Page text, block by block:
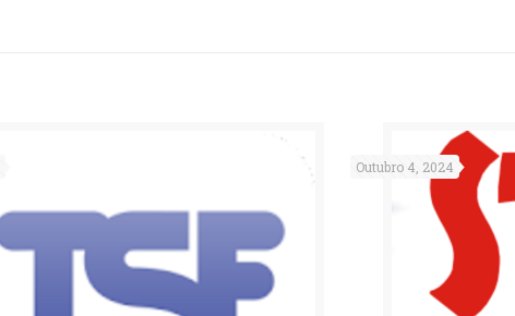
Outubro 4, 2024